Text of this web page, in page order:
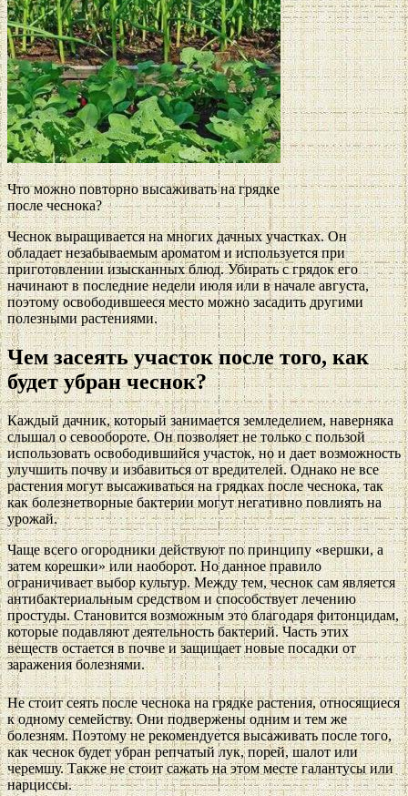
Что можно повторно высаживать на грядке
после чеснока?
Чеснок выращивается на многих дачных участках. Он
обладает незабываемым ароматом и используется при
приготовлении изысканных блюд. Убирать с грядок его
начинают в последние недели июля или в начале августа,
поэтому освободившееся место можно засадить другими
полезными растениями.
Чем засеять участок после того, как
будет убран чеснок?
Каждый дачник, который занимается земледелием, наверняка
слышал о севообороте. Он позволяет не только с пользой
использовать освободившийся участок, но и дает возможность
улучшить почву и избавиться от вредителей. Однако не все
растения могут высаживаться на грядках после чеснока, так
как болезнетворные бактерии могут негативно повлиять на
урожай.
Чаще всего огородники действуют по принципу «вершки, а
затем корешки» или наоборот. Но данное правило
ограничивает выбор культур. Между тем, чеснок сам является
антибактериальным средством и способствует лечению
простуды. Становится возможным это благодаря фитонцидам,
которые подавляют деятельность бактерий. Часть этих
веществ остается в почве и защищает новые посадки от
заражения болезнями.
Не стоит сеять после чеснока на грядке растения, относящиеся
к одному семейству. Они подвержены одним и тем же
болезням. Поэтому не рекомендуется высаживать после того,
как чеснок будет убран репчатый лук, порей, шалот или
черемшу. Также не стоит сажать на этом месте галантусы или
нарциссы.